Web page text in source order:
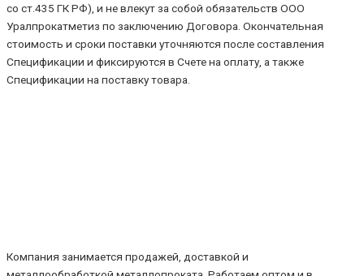
со ст.435 ГК РФ), и не влекут за собой обязательств ООО
Уралпрокатметиз по заключению Договора. Окончательная
стоимость и сроки поставки уточняются после составления
Спецификации и фиксируются в Счете на оплату, а также
Спецификации на поставку товара.
Компания занимается продажей, доставкой и